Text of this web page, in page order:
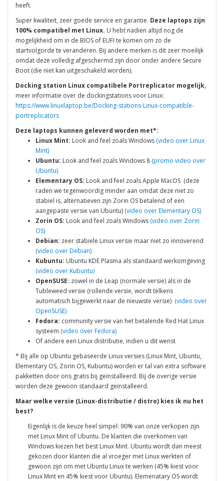
heeft.
Super kwaliteit, zeer goede service en garantie. Deze laptops zijn
100% compatibel met Linux. U hebt nadien altijd nog de
mogelijkheid om in de BIOS of EUFI te komen om zo de
startvolgorde te veranderen. Bij andere merken is dit zeer moeilijk
omdat deze volledig afgeschermd zijn door onder andere Secure
Boot (die niet kan uitgeschakeld worden).
Docking station Linux compatibele Portreplicator mogelijk,
meer informatie over de dockingstations voor Linux:
https://www.linuxlaptop.be/Docking-stations-Linux-compatible-
portreplicators
Deze laptops kunnen geleverd worden met*:
Linux Mint: Look and feel zoals Windows (video over Linux
Mint)
Ubuntu: Look and feel zoals Windows 8 (promo video over
Ubuntu)
Elementary OS: Look and feel zoals Apple MacOS (deze
raden we tegenwoordig minder aan omdat deze niet zo
stabiel is, alternatieven zijn Zorin OS betalend of een
aangepaste versie van Ubuntu) (video over Elementary OS)
Zorin OS: Look and feel zoals Windows (video over Zorin
OS)
Debian: zeer stabiele Linux versie maar niet zo innoverend
(video over Debian)
Kubuntu: Ubuntu KDE Plasma als standaard werkomgeving
(video over Kubuntu)
OpenSUSE: zowel in de Leap (normale versie) als in de
Tubleweed versie (rollende versie, wordt telkens
automatisch bijgewerkt naar de nieuwste versie) (video over
OpenSUSE)
Fedora: community versie van het betalende Red Hat Linux
systeem (video over Fedora)
Of andere een Linux distributie, indien u dit wenst
* Bij alle op Ubuntu gebaseerde Linux versies (Linux Mint, Ubuntu,
Elementary OS, Zorin OS, Kubuntu) worden er tal van extra software
pakketten door ons gratis bij geïnstalleerd. Bij de overige versie
worden deze gewoon standaard geïnstalleerd.
Maar welke versie (Linux-distributie / distro) kies ik nu het
best?
Eigenlijk is de keuze heel simpel: 90% van onze verkopen zijn
met Linux Mint of Ubuntu. De klanten die overkomen van
Windows kiezen het best Linux Mint. Ubuntu wordt dan meest
gekozen door klanten die al vroeger met Linux werkten of
gewoon zijn om met Ubuntu Linux te werken (45% kiest voor
Linux Mint en 45% kiest voor Ubuntu). Elemenatary OS wordt